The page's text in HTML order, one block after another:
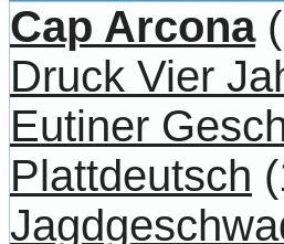
Cap Arcona
Druck Vier
Eutiner
Plattdeutsch